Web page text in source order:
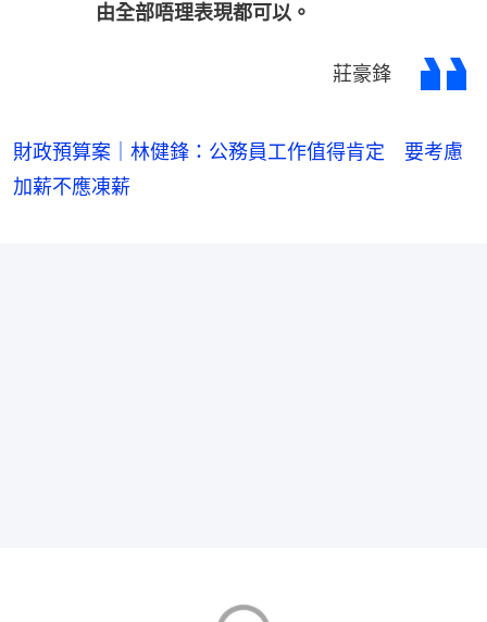
由全部唔理表現都可以。
莊豪鋒
財政預算案｜林健鋒：公務員工作值得肯定 要考慮
加薪不應凍薪